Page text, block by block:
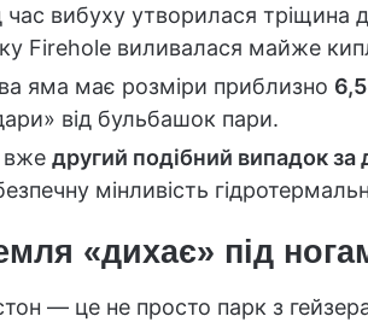
час вибуху утворилася тріщина
Firehole виливалася майже
яма має розміри приблизно
від бульбашок пари.
другий подібний випадок за
мінливість
«дихає» під
— це не просто парк з